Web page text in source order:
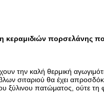
κεραμιδιών πορσελάνης
την καλή θερμική
σιταριού θα έχει
ξύλινου πατώματος, ούτε τη